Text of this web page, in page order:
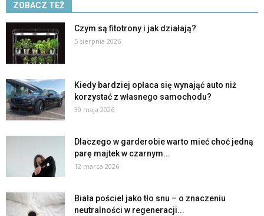
ZOBACZ TEŻ
Czym są fitotrony i jak działają?
5 sierpnia 2026
Kiedy bardziej opłaca się wynająć auto niż
korzystać z własnego samochodu?
30 maja 2026
Dlaczego w garderobie warto mieć choć jedną
parę majtek w czarnym...
12 marca 2026
Biała pościel jako tło snu – o znaczeniu
neutralności w regeneracji...